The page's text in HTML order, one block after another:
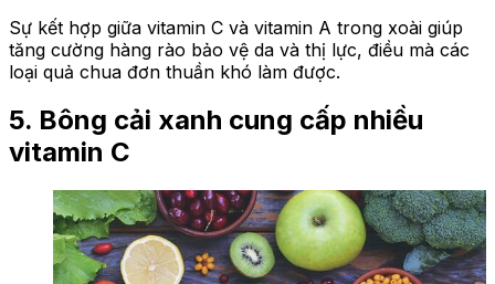
Sự kết hợp giữa vitamin C và vitamin A trong xoài giúp
tăng cường hàng rào bảo vệ da và thị lực, điều mà các
loại quả chua đơn thuần khó làm được.
5. Bông cải xanh cung cấp nhiều
vitamin C